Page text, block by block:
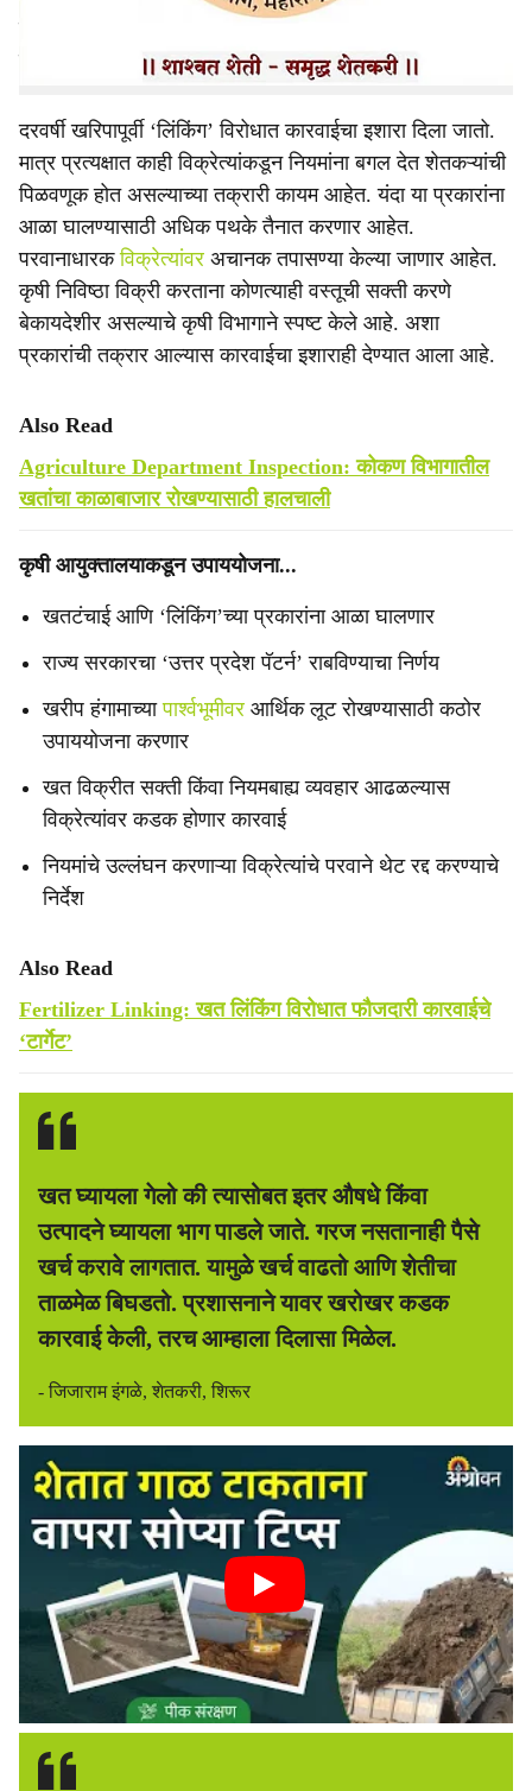
विभागाकडून सध्या सुरू आहे.
दरवर्षी खरिपापूर्वी ‘लिंकिंग’ विरोधात कारवाईचा इशारा दिला जातो.
मात्र प्रत्यक्षात काही विक्रेत्यांकडून नियमांना बगल देत शेतकऱ्यांची
पिळवणूक होत असल्याच्या तक्रारी कायम आहेत. यंदा या प्रकारांना
आळा घालण्यासाठी अधिक पथके तैनात करणार आहेत.
परवानाधारकविक्रेत्यांवर अचानक तपासण्या केल्या जाणार आहेत.
कृषी निविष्ठा विक्री करताना कोणत्याही वस्तूची सक्ती करणे
बेकायदेशीर असल्याचे कृषी विभागाने स्पष्ट केले आहे. अशा
प्रकारांची तक्रार आल्यास कारवाईचा इशाराही देण्यात आला आहे.
Also Read
Agriculture Department Inspection: कोकण विभागातील
खतांचा काळाबाजार रोखण्यासाठी हालचाली
कृषी आयुक्तालयाकडून उपाययोजना...
खतटंचाई आणि ‘लिंकिंग’च्या प्रकारांना आळा घालणार
राज्य सरकारचा ‘उत्तर प्रदेश पॅटर्न’ राबविण्याचा निर्णय
खरीप हंगामाच्यापार्श्वभूमीवर आर्थिक लूट रोखण्यासाठी कठोर
उपाययोजना करणार
खत विक्रीत सक्ती किंवा नियमबाह्य व्यवहार आढळल्यास
विक्रेत्यांवर कडक होणार कारवाई
नियमांचे उल्लंघन करणाऱ्या विक्रेत्यांचे परवाने थेट रद्द करण्याचे
निर्देश
Also Read
Fertilizer Linking: खत लिंकिंग विरोधात फौजदारी कारवाईचे
‘टार्गेट’
खत घ्यायला गेलो की त्यासोबत इतर औषधे किंवा
उत्पादने घ्यायला भाग पाडले जाते. गरज नसतानाही पैसे
खर्च करावे लागतात. यामुळे खर्च वाढतो आणि शेतीचा
ताळमेळ बिघडतो. प्रशासनाने यावर खरोखर कडक
कारवाई केली, तरच आम्हाला दिलासा मिळेल.
- जिजाराम इंगळे, शेतकरी, शिरूर